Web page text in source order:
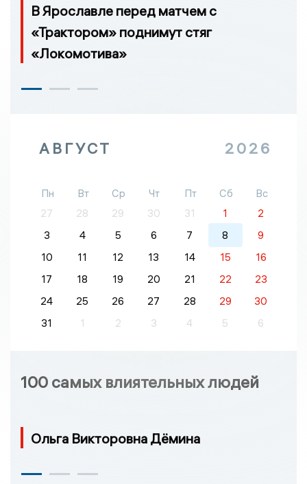
В Ярославле перед матчем с
«Трактором» поднимут стяг
«Локомотива»
АВГУСТ 2026
Пн Вт Ср Чт Пт Сб
Вс
27
28 29 30 31 1
2
3
4 5 6 7 8
9
10
11 12 13 14 15
16
17
18 19 20 21 22
23
24
25 26 27 28 29
30
31
1 2 3 4 5 6
100 самых влиятельных людей
Ольга Викторовна Дёмина